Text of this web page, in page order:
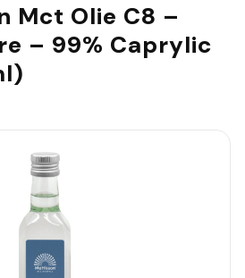
Mct Olie C8 –
– 99% Caprylic